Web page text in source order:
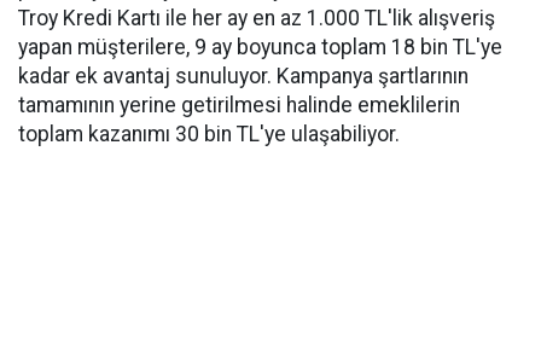
Troy Kredi Kartı ile her ay en az 1.000 TL'lik alışveriş
yapan müşterilere, 9 ay boyunca toplam 18 bin TL'ye
kadar ek avantaj sunuluyor. Kampanya şartlarının
tamamının yerine getirilmesi halinde emeklilerin
toplam kazanımı 30 bin TL'ye ulaşabiliyor.